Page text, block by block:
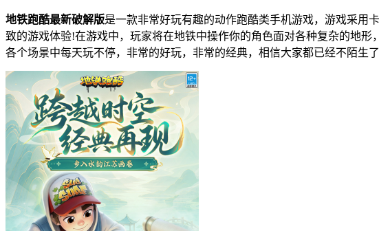
地铁跑酷最新破解版是一款非常好玩有趣的动作跑酷类手机游戏，游戏采用
致的游戏体验!在游戏中，玩家将在地铁中操作你的角色面对各种复杂的地
各个场景中每天玩不停，非常的好玩，非常的经典，相信大家都已经不陌生